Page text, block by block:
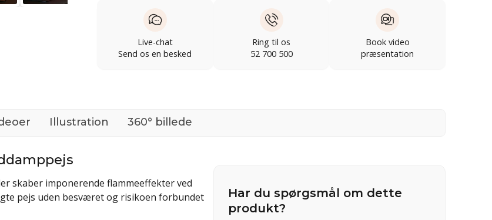
Live-chat
Send os en besked
Ring til os
52 700 500
Book video
præsentation
Illustration 360° billede
skaber imponerende flammeeffekter ved
pejs uden besværet og risikoen forbundet
Har du spørgsmål om dette
produkt?